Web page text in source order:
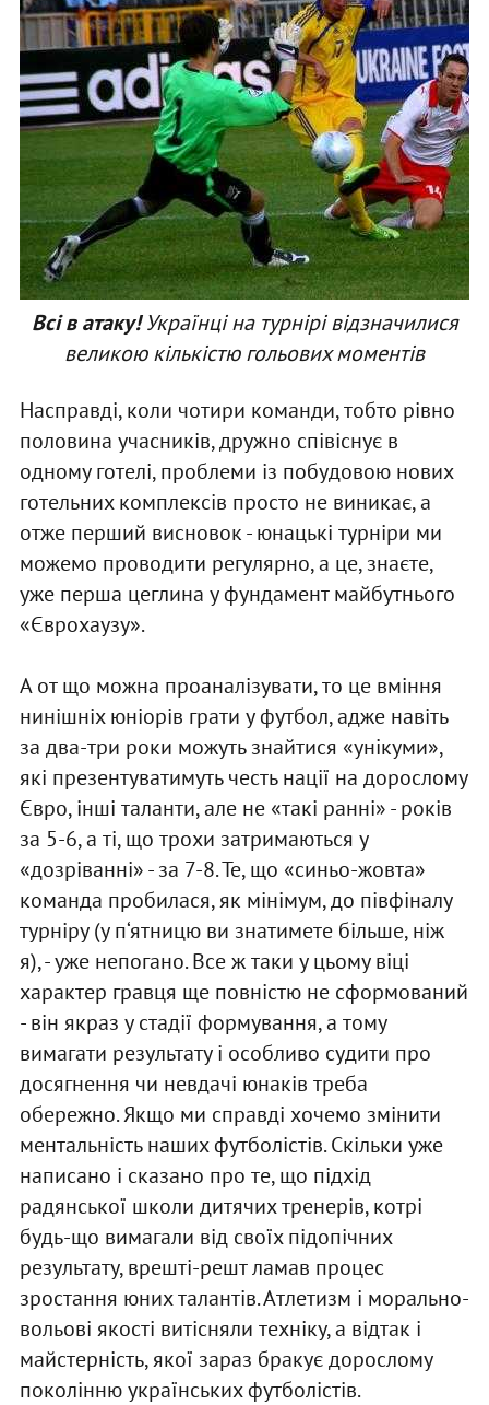
Всі в атаку!Українці на турнірі відзначилися
великою кількістю гольових моментів
Насправді, коли чотири команди, тобто рівно
половина учасників, дружно співіснує в
одному готелі, проблеми із побудовою нових
готельних комплексів просто не виникає, а
отже перший висновок - юнацькі турніри ми
можемо проводити регулярно, а це, знаєте,
уже перша цеглина у фундамент майбутнього
«Єврохаузу».
А от що можна проаналізувати, то це вміння
нинішніх юніорів грати у футбол, адже навіть
за два-три роки можуть знайтися «унікуми»,
які презентуватимуть честь нації на дорослому
Євро, інші таланти, але не «такі ранні» - років
за 5-6, а ті, що трохи затримаються у
«дозріванні» - за 7-8. Те, що «синьо-жовта»
команда пробилася, як мінімум, до півфіналу
турніру (у п‘ятницю ви знатимете більше, ніж
я), - уже непогано. Все ж таки у цьому віці
характер гравця ще повністю не сформований
- він якраз у стадії формування, а тому
вимагати результату і особливо судити про
досягнення чи невдачі юнаків треба
обережно. Якщо ми справді хочемо змінити
ментальність наших футболістів. Скільки уже
написано і сказано про те, що підхід
радянської школи дитячих тренерів, котрі
будь-що вимагали від своїх підопічних
результату, врешті-решт ламав процес
зростання юних талантів. Атлетизм і морально-
вольові якості витісняли техніку, а відтак і
майстерність, якої зараз бракує дорослому
поколінню українських футболістів.